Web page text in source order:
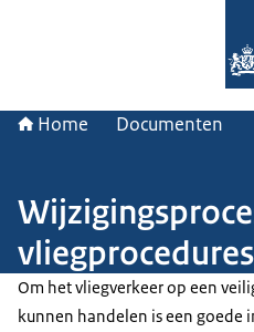
Home Documenten
vliegprocedures
Om het vliegverkeer op een
kunnen handelen is een goede